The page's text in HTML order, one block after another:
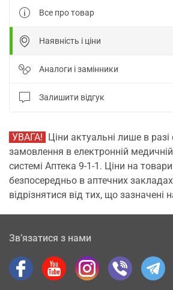
Все про товар
Наявність і ціни
Аналоги і замінники
Залишити відгук
УВАГА! Ціни актуальні лише в
замовлення в електронній
системі Аптека 9-1-1. Ціни на товари
безпосередньо в аптечних
відрізнятися від тих, що зазначені
Зв’язатися з нами